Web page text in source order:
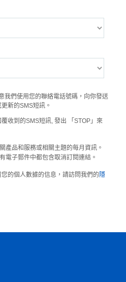
我們使用您的聯絡電話號碼，向你發送
新的SMS短訊。
收到的SMS短訊, 發出 「STOP」來
產品和服務或相關主題的每月資訊。
電子郵件中都包含取消訂閱連結。
的個人數據的信息，請訪問我們的 隱